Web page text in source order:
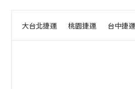
大台北捷運 桃園捷運 台中捷運